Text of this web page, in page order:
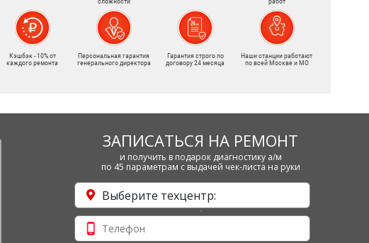
Кэшбэк - 10% от
каждого ремонта
Персональная гарантия
генерального директора
Гарантия строго по
договору 24 месяца
Наши станции работают
по всей Москве и МО
ЗАПИСАТЬСЯ НА РЕМОНТ
и получить в подарок диагностику а/м
по 45 параметрам с выдачей чек-листа на руки
Выберите техцентр: